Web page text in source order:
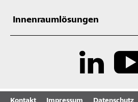
Innenraumlösungen